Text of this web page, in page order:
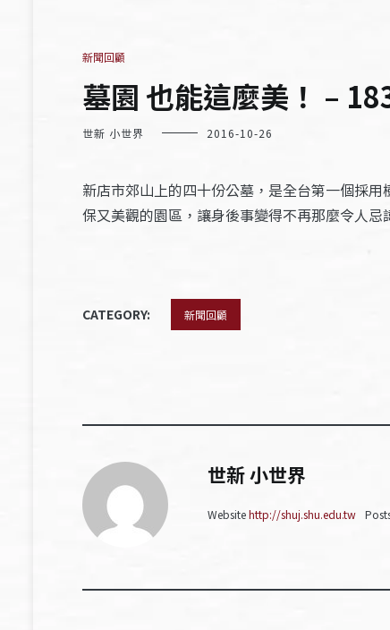
新聞回顧
墓園 也能這麼美！ –
世新 小世界 2016-10-26
新店市郊山上的四十份公墓，是全台第一個採
保又美觀的園區，讓身後事變得不再那麼令人
CATEGORY: 新聞回顧
世新 小世界
Websitehttp://shuj.shu.edu.tw